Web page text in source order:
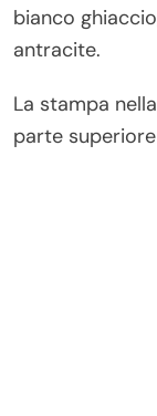
bianco
antracite.
La stampa
parte